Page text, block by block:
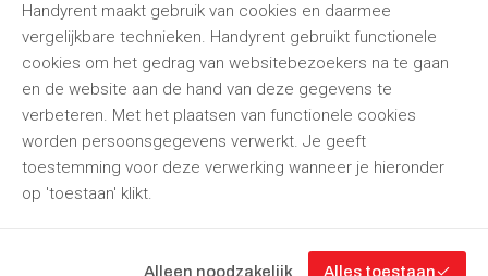
€ 169,40€ 726,00
Prijzen zijn inclusief 21% BTW
Nu reserveren
J.vd Zwaag VerhuurLutjesgast Open tot
Filteren
ingereedschapverhuur”
Handyrent maakt gebruik van cookies en daarmee
vergelijkbare technieken. Handyrent gebruikt functionele
cookies om het gedrag van websitebezoekers na te gaan
en de website aan de hand van deze gegevens te
verbeteren. Met het plaatsen van functionele cookies
worden persoonsgegevens verwerkt. Je geeft
toestemming voor deze verwerking wanneer je hieronder
op 'toestaan' klikt.
Alleen noodzakelijk Alles toestaan